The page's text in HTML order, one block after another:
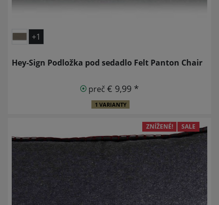
+1
Hey-Sign Podložka pod sedadlo Felt Panton Chair
preč€ 9,99 *
1 VARIANTY
ZNÍŽENÉ! SALE